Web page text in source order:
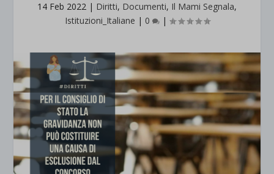
14 Feb 2022 | Diritti, Documenti, Il Mami Segnala,
Istituzioni_Italiane | 0 |